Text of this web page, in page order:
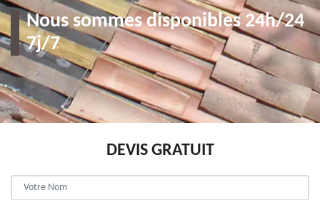
Nous sommes disponibles 24h/24
7j/7
DEVIS GRATUIT